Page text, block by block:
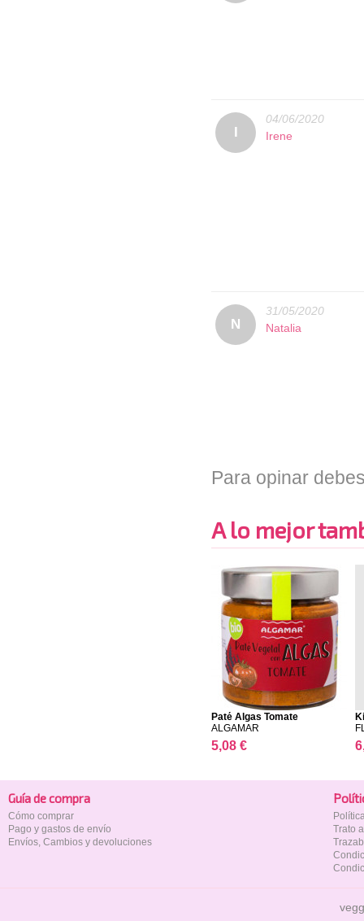
04/06/2020
Irene
N
31/05/2020
Natalia
Para opinar
A lo mejor
Paté Algas Tomate
ALGAMAR
5,08 €
Guía de compra
Cómo comprar
Pago y gastos de envío
Envíos, Cambios y devoluciones
Trato